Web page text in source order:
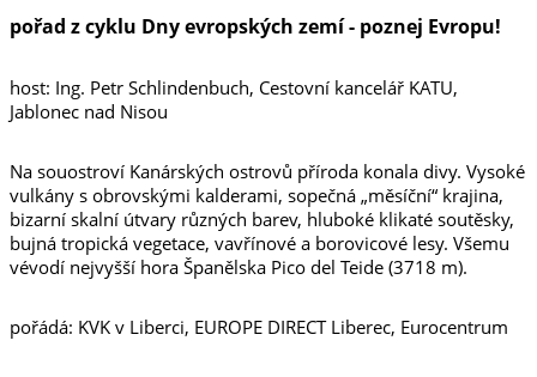
pořad z cyklu Dny evropských zemí - poznej Evropu!
host: Ing. Petr Schlindenbuch, Cestovní kancelář KATU,
Jablonec nad Nisou
Na souostroví Kanárských ostrovů příroda konala divy. Vysoké
vulkány s obrovskými kalderami, sopečná „měsíční“ krajina,
bizarní skalní útvary různých barev, hluboké klikaté soutěsky,
bujná tropická vegetace, vavřínové a borovicové lesy. Všemu
vévodí nejvyšší hora Španělska Pico del Teide (3718 m).
pořádá: KVK v Liberci, EUROPE DIRECT Liberec, Eurocentrum